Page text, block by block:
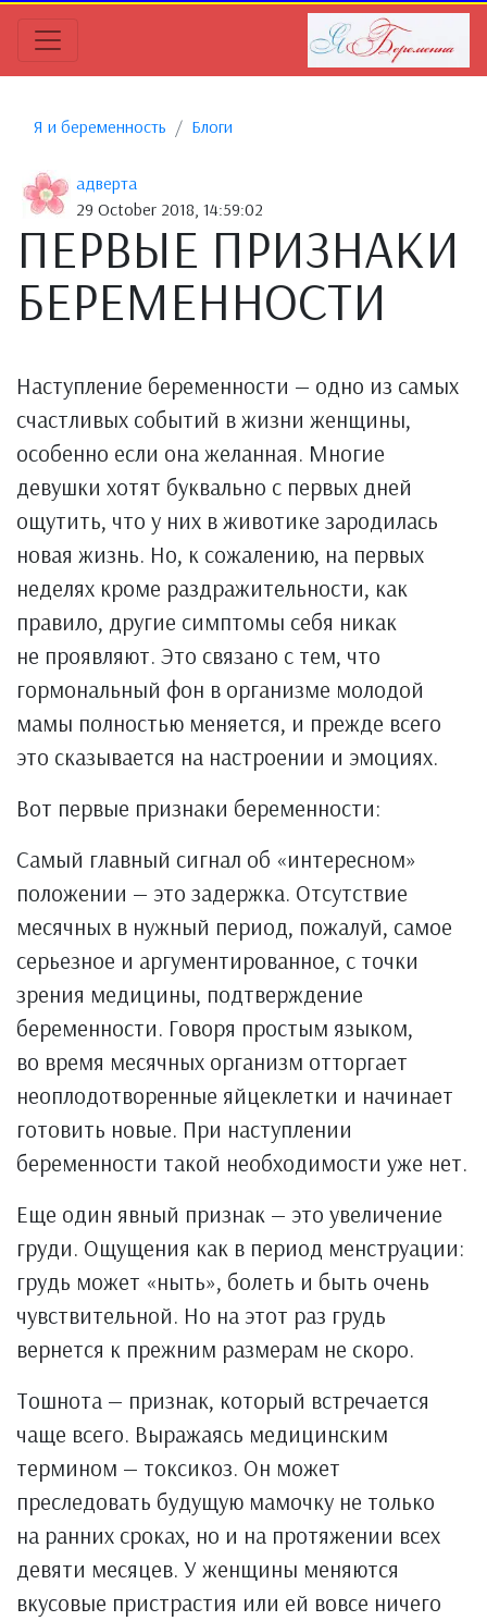
Я и беременность Блоги
адверта
29 October 2018, 14:59:02
ПЕРВЫЕ ПРИЗНАКИ
БЕРЕМЕННОСТИ
Наступление беременности — одно из самых
счастливых событий в жизни женщины,
особенно если она желанная. Многие
девушки хотят буквально с первых дней
ощутить, что у них в животике зародилась
новая жизнь. Но, к сожалению, на первых
неделях кроме раздражительности, как
правило, другие симптомы себя никак
не проявляют. Это связано с тем, что
гормональный фон в организме молодой
мамы полностью меняется, и прежде всего
это сказывается на настроении и эмоциях.
Вот первые признаки беременности:
Самый главный сигнал об «интересном»
положении — это задержка. Отсутствие
месячных в нужный период, пожалуй, самое
серьезное и аргументированное, с точки
зрения медицины, подтверждение
беременности. Говоря простым языком,
во время месячных организм отторгает
неоплодотворенные яйцеклетки и начинает
готовить новые. При наступлении
беременности такой необходимости уже нет.
Еще один явный признак — это увеличение
груди. Ощущения как в период менструации:
грудь может «ныть», болеть и быть очень
чувствительной. Но на этот раз грудь
вернется к прежним размерам не скоро.
Тошнота — признак, который встречается
чаще всего. Выражаясь медицинским
термином — токсикоз. Он может
преследовать будущую мамочку не только
на ранних сроках, но и на протяжении всех
девяти месяцев. У женщины меняются
вкусовые пристрастия или ей вовсе ничего